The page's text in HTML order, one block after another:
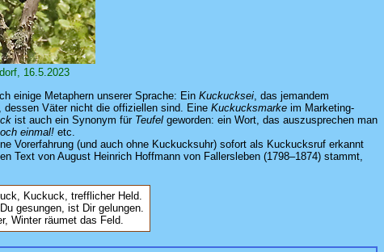
16.5.2023
einige Metaphern unserer Sprache: Ein Kuckucksei , das jemandem
Väter nicht die offiziellen sind. Eine Kuckucksmarke im Marketing-
ist auch ein Synonym für Teufel geworden: ein Wort, das auszusprechen man
einmal! etc.
Vorerfahrung (und auch ohne Kuckucksuhr) sofort als Kuckucksruf erkannt
Text von August Heinrich Hoffmann von Fallersleben (1798–1874) stammt,
Kuckuck, trefflicher Held.
gesungen, ist Dir gelungen.
Winter räumet das Feld.